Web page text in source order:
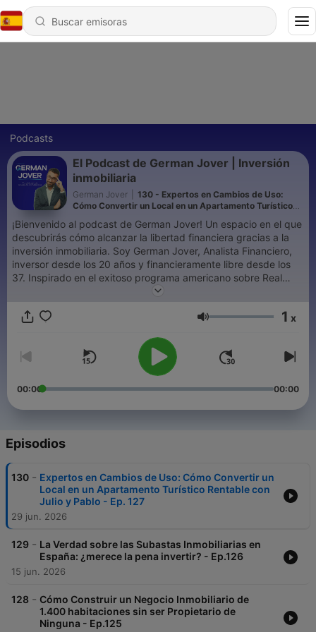
Podcasts
El Podcast de German Jover | Inversión
inmobiliaria
German Jover
130 - Expertos en Cambios de Uso:
Cómo Convertir un Local en un Apartamento Turístico
¡Bienvenido al podcast de German Jover! Un espacio en el que
descubrirás cómo alcanzar la libertad financiera gracias a la
inversión inmobiliaria. Soy German Jover, Analista Financiero,
inversor desde los 20 años y financieramente libre desde los
37. Inspirado en el exitoso programa americano sobre Real
Estate, Bigger Pockets, aquí podrás escuchar mi experiencia y
aprender a construir tu patrimonio inmobiliario desde 0 y ser
Volumen 1 x
00:00 00:00
Episodios
130 - Expertos en Cambios de Uso: Cómo Convertir un
Local en un Apartamento Turístico Rentable con
Julio y Pablo - Ep. 127
29 jun. 2026
129 - La Verdad sobre las Subastas Inmobiliarias en
España: ¿merece la pena invertir? - Ep.126
15 jun. 2026
128 - Cómo Construir un Negocio Inmobiliario de
1.400 habitaciones sin ser Propietario de
Ninguna - Ep.125